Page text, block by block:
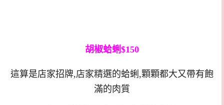
胡椒蛤蜊$150
這算是店家招牌,店家精選的蛤蜊,顆顆都大又帶有飽
滿的肉質